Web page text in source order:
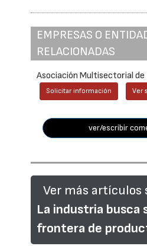
EMPRESAS O
RELACIONADAS
Asociación Multisectorial de
Solicitar información Ver
ver/escribir
Ver más artículos
La industria busca
frontera de